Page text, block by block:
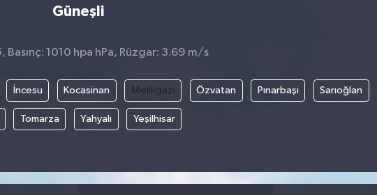
Güneşli
Basınç: 1010 hpa hPa, Rüzgar: 3.69 m/s
İncesu Kocasinan Melikgazi Özvatan Pınarbaşı Sarıoğlan
Tomarza Yahyalı Yeşilhisar